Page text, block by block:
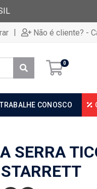
| Não é cliente? -
0
TRABALHE CONOSCO
SERRA